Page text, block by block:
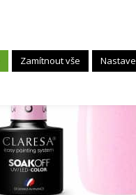
Zamítnout vše